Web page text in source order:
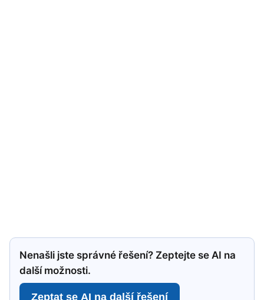
Nenašli jste správné řešení? Zeptejte se AI na
další možnosti.
Zeptat se AI na další řešení